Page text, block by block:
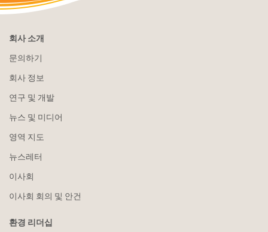
회사 소개
문의하기
회사 정보
연구 및 개발
뉴스 및 미디어
영역 지도
뉴스레터
이사회
이사회 회의 및 안건
환경 리더십